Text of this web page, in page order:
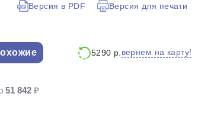
Версия в PDF Версия для печати
5290 р. вернем на карту!
51 842 ₽